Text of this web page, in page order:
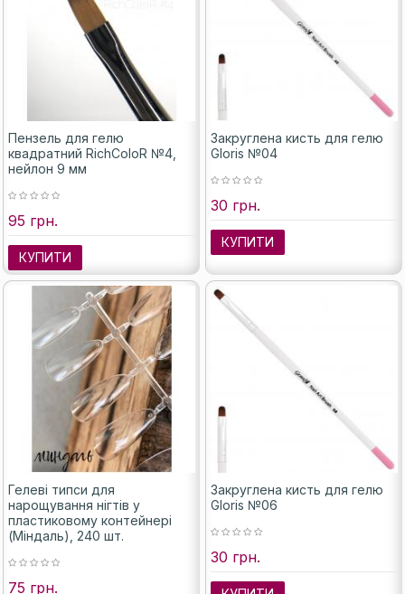
Пензель для гелю
квадратний RichColoR №4,
нейлон 9 мм
95 грн.
КУПИТИ
Закруглена кисть для гелю
Gloris №04
30 грн.
КУПИТИ
Гелеві типси для
нарощування нігтів у
пластиковому контейнері
(Міндаль), 240 шт.
75 грн.
Закруглена кисть для гелю
Gloris №06
30 грн.